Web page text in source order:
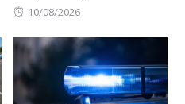
Posted
10/08/2026